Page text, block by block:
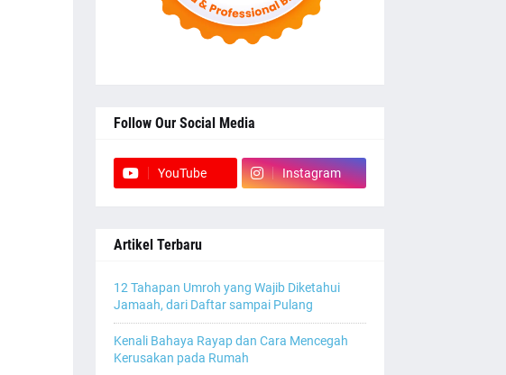
Follow Our Social Media
YouTube Instagram
Artikel Terbaru
12 Tahapan Umroh yang Wajib Diketahui
Jamaah, dari Daftar sampai Pulang
Kenali Bahaya Rayap dan Cara Mencegah
Kerusakan pada Rumah